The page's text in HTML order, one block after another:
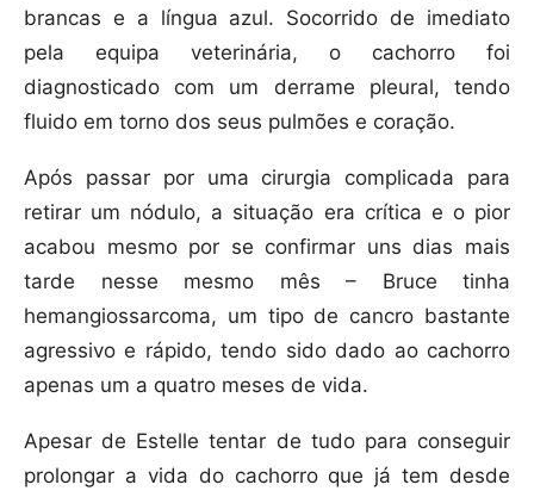
brancas e a língua azul. Socorrido de imediato
pela equipa veterinária, o cachorro foi
diagnosticado com um derrame pleural, tendo
fluido em torno dos seus pulmões e coração.
Após passar por uma cirurgia complicada para
retirar um nódulo, a situação era crítica e o pior
acabou mesmo por se confirmar uns dias mais
tarde nesse mesmo mês – Bruce tinha
hemangiossarcoma, um tipo de cancro bastante
agressivo e rápido, tendo sido dado ao cachorro
apenas um a quatro meses de vida.
Apesar de Estelle tentar de tudo para conseguir
prolongar a vida do cachorro que já tem desde